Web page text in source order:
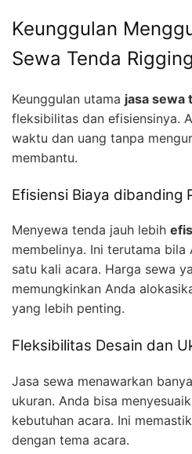
Keunggulan
Sewa Tenda Rigging
Keunggulan utama jasa sewa
fleksibilitas dan efisiensinya.
waktu dan uang tanpa
membantu.
Efisiensi Biaya dibanding
Menyewa tenda jauh lebih
membelinya. Ini terutama
satu kali acara. Harga sewa
memungkinkan Anda
yang lebih penting.
Fleksibilitas Desain dan
Jasa sewa menawarkan
ukuran. Anda bisa
kebutuhan acara. Ini
dengan tema acara.